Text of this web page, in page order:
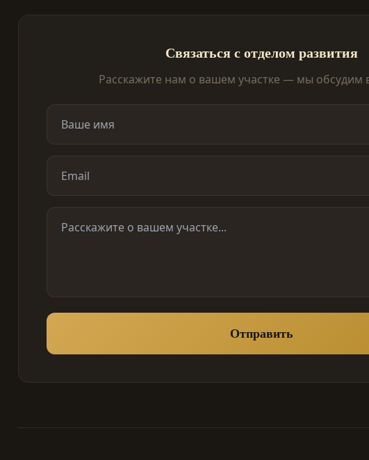
Связаться с отделом развития
Расскажите нам о вашем участке — мы обсудим
Отправить